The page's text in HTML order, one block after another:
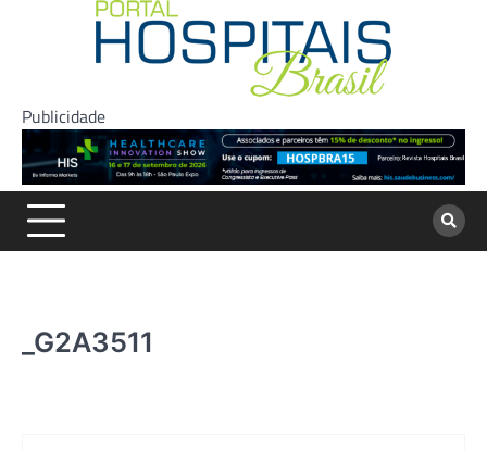
Publicidade
_G2A3511